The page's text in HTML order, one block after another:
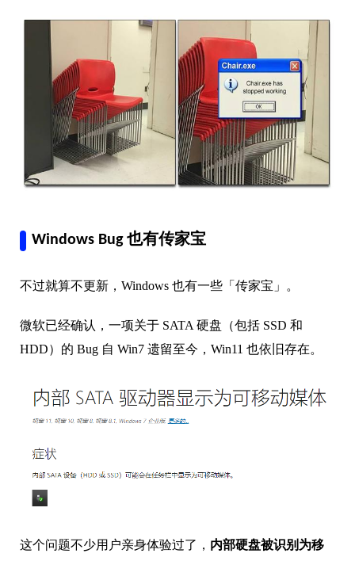
Windows Bug 也有传家宝
不过就算不更新，Windows 也有一些「传家宝」。
微软已经确认，一项关于 SATA 硬盘（包括 SSD 和
HDD）的 Bug 自 Win7 遗留至今，Win11 也依旧存在。
这个问题不少用户亲身体验过了， 内部硬盘被识别为移